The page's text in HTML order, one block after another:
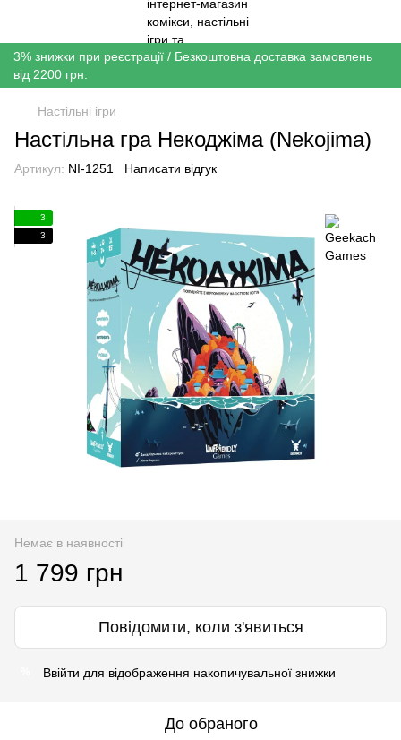
3% знижки при реєстрації / Безкоштовна доставка замовлень
від 2200 грн.
Настільні ігри
Настільна гра Некоджіма (Nekojima)
Артикул: NI-1251 Написати відгук
3
3
Немає в наявності
1 799 грн
Повідомити, коли з'явиться
Ввійти для відображення накопичувальної знижки
До обраного